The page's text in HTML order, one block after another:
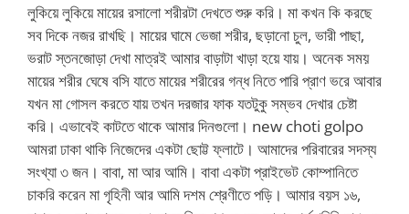
লুকিয়ে লুকিয়ে মায়ের রসালো শরীরটা দেখতে শুরু করি। মা কখন কি করছে
সব দিকে নজর রাখছি। মায়ের ঘামে ভেজা শরীর, ছড়ানো চুল, ভারী পাছা,
ভরাট স্তনজোড়া দেখা মাত্রই আমার বাড়াটা খাড়া হয়ে যায়। অনেক সময়
মায়ের শরীর ঘেষে বসি যাতে মায়ের শরীরের গন্ধ নিতে পারি প্রাণ ভরে আবার
যখন মা গোসল করতে যায় তখন দরজার ফাক যতটুকু সম্ভব দেখার চেষ্টা
করি। এভাবেই কাটতে থাকে আমার দিনগুলো। new choti golpo
আমরা ঢাকা থাকি নিজেদের একটা ছোট্ট ফ্লাটে। আমাদের পরিবারের সদস্য
সংখ্যা ৩ জন। বাবা, মা আর আমি। বাবা একটা প্রাইভেট কোম্পানিতে
চাকরি করেন মা গৃহিনী আর আমি দশম শ্রেণীতে পড়ি। আমার বয়স ১৬,